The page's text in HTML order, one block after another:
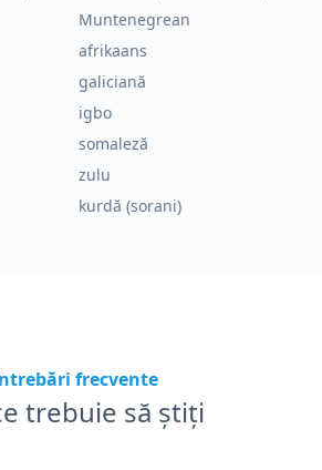
Muntenegrean
afrikaans
galiciană
igbo
somaleză
zulu
kurdă (sorani)
frecvente
trebuie să știți